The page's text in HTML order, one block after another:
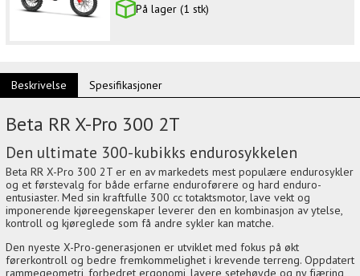
På lager (1 stk)
Beskrivelse Spesifikasjoner
Beta RR X-Pro 300 2T
Den ultimate 300-kubikks endurosykkelen
Beta RR X-Pro 300 2T er en av markedets mest populære endurosykler
og et førstevalg for både erfarne enduroførere og hard enduro-
entusiaster. Med sin kraftfulle 300 cc totaktsmotor, lave vekt og
imponerende kjøreegenskaper leverer den en kombinasjon av ytelse,
kontroll og kjøreglede som få andre sykler kan matche.
Den nyeste X-Pro-generasjonen er utviklet med fokus på økt
førerkontroll og bedre fremkommelighet i krevende terreng. Oppdatert
rammegeometri, forbedret ergonomi, lavere setehøyde og ny fjæring